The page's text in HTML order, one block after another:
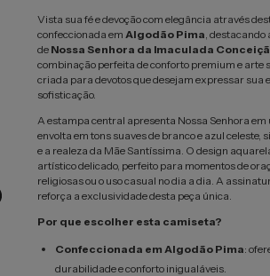
Vista sua fé e devoção com elegância através
confeccionada em Algodão Pima ,
de Nossa Senhora da Imaculada
combinação perfeita de conforto premium e arte
criada para devotos que desejam expressar sua
sofisticação.
A estampa central apresenta Nossa Senhora em
envolta em tons suaves de branco e azul celeste,
e a realeza da Mãe Santíssima. O design
artístico delicado, perfeito para momentos de
religiosas ou o uso casual no dia a dia. A
reforça a exclusividade desta peça única.
Por que escolher esta camiseta?
Confeccionada em Algodão Pima:
durabilidade e conforto inigualáveis.